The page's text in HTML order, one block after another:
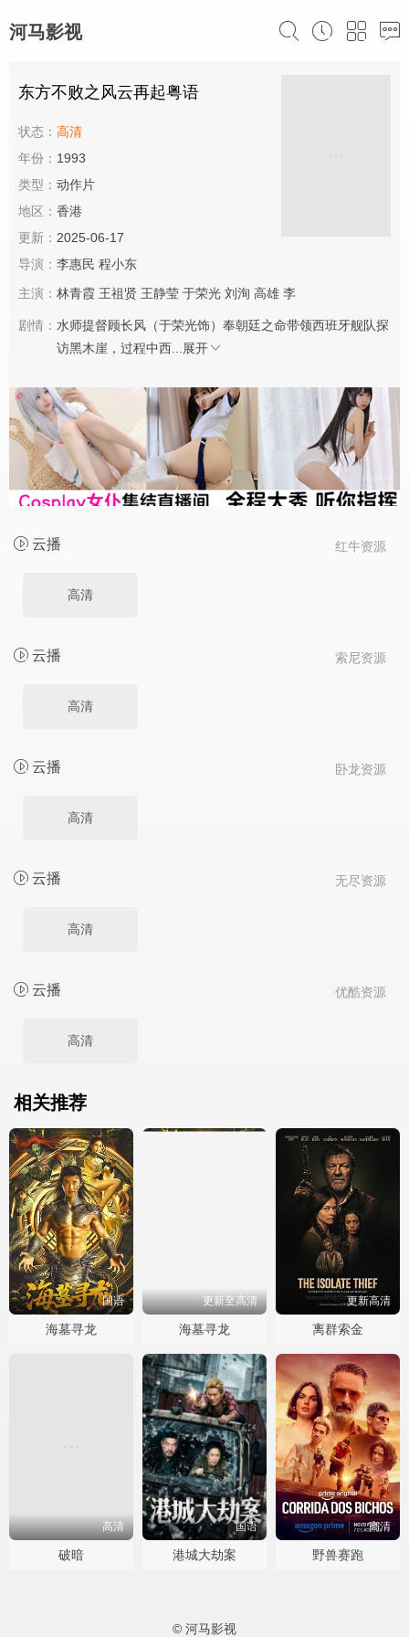
河马影视
东方不败之风云再起粤语
状态： 高清
年份： 1993
类型： 动作片
地区： 香港
更新： 2025-06-17
导演： 李惠民 程小东
主演： 林青霞 王祖贤 王静莹 于荣光 刘洵 高雄 李
剧情： 水师提督顾长风（于荣光饰）奉朝廷之命带领西班牙舰队探
访黑木崖，过程中西...
展开
红牛资源
云播
高清
索尼资源
云播
高清
卧龙资源
云播
高清
无尽资源
云播
高清
优酷资源
云播
高清
相关推荐
国语
海墓寻龙
更新至高清
海墓寻龙
更新高清
离群索金
高清
破暗
国语
港城大劫案
高清
野兽赛跑
© 河马影视